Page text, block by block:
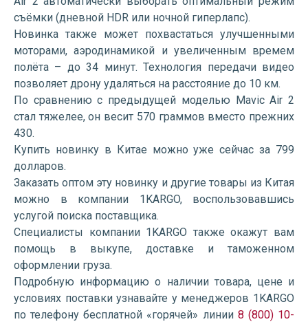
съёмки (дневной HDR или ночной гиперлапс).
Новинка также может похвастаться улучшенными
моторами, аэродинамикой и увеличенным времем
полёта – до 34 минут. Технология передачи видео
позволяет дрону удаляться на расстояние до 10 км.
По сравнению с предыдущей моделью Mavic Air 2
стал тяжелее, он весит 570 граммов вместо прежних
430.
Купить новинку в Китае можно уже сейчас за 799
долларов.
Заказать оптом эту новинку и другие товары из Китая
можно в компании 1KARGO, воспользовавшись
услугой поиска поставщика.
Специалисты компании 1KARGO также окажут вам
помощь в выкупе, доставке и таможенном
оформлении груза.
Подробную информацию о наличии товара, цене и
условиях поставки узнавайте у менеджеров 1KARGO
по телефону бесплатной «горячей» линии 8 (800) 10-